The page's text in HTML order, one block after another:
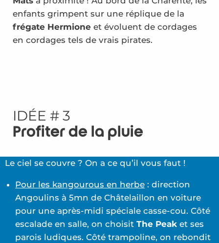
enfants grimpent sur une réplique de la
frégate Hermioneet évoluent de cordages
en cordages tels de vrais pirates.
IDÉE # 3
Profiter de la pluie
Le ciel se couvre ? On a ce qu’il vous faut !
Pour les kangourous en herbe : direction
Angoulins à 5mn de Châtelaillon en voiture
pour une après-midi spéciale casse-cou. Côté
escalade en salle, on choisitThe Peak et ses
parois ludiques. Côté trampoline, on rebondit